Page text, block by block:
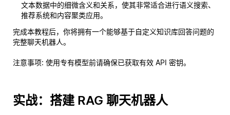
文本数据中的细微含义和关系，使其非常适合进行语义搜索、
推荐系统和内容聚类应用。
完成本教程后，你将拥有一个能够基于自定义知识库回答问题的
完整聊天机器人。
注意事项: 使用专有模型前请确保已获取有效 API 密钥。
实战：搭建 RAG 聊天机器人